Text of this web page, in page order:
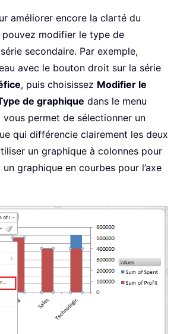
améliorer encore la clarté du
pouvez modifier le type de
secondaire. Par exemple,
avec le bouton droit sur la série
, puis choisissez Modifier le
de graphique dans le menu
permet de sélectionner un
qui différencie clairement les deux
un graphique à colonnes pour
un graphique en courbes pour l’axe